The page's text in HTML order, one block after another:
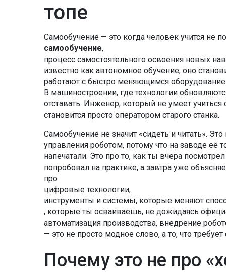
топе
Самообучение — это когда человек учится не
самообучение,
процесс самостоятельного освоения новых
известно как автономное обучение, оно
работают с быстро меняющимся
В машиностроении, где технологии
отставать. Инженер, который не умеет
становится просто оператором старого станка.
Самообучение не значит «сидеть и читать».
управления роботом, потому что на заводе её
напечатали. Это про то, как ты вчера
попробовал на практике, а завтра уже
про
цифровые технологии,
инструменты и системы, которые меняют
, которые ты осваиваешь, не дожидаясь
автоматизация производства, внедрение
— это не просто модное слово, а то, что
Почему это не про